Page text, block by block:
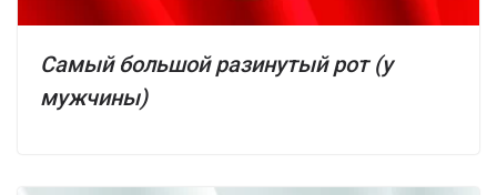
Самый большой разинутый рот (у
мужчины)